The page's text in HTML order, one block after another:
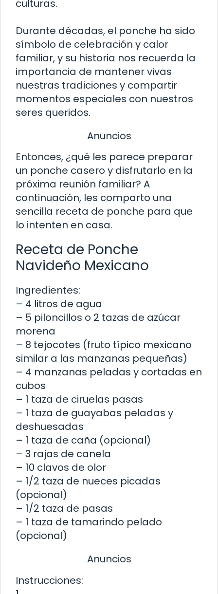
culturas.
Durante décadas, el ponche ha sido
símbolo de celebración y calor
familiar, y su historia nos recuerda la
importancia de mantener vivas
nuestras tradiciones y compartir
momentos especiales con nuestros
seres queridos.
Anuncios
Entonces, ¿qué les parece preparar
un ponche casero y disfrutarlo en la
próxima reunión familiar? A
continuación, les comparto una
sencilla receta de ponche para que
lo intenten en casa.
Receta de Ponche
Navideño Mexicano
Ingredientes:
– 4 litros de agua
– 5 piloncillos o 2 tazas de azúcar
morena
– 8 tejocotes (fruto típico mexicano
similar a las manzanas pequeñas)
– 4 manzanas peladas y cortadas en
cubos
– 1 taza de ciruelas pasas
– 1 taza de guayabas peladas y
deshuesadas
– 1 taza de caña (opcional)
– 3 rajas de canela
– 10 clavos de olor
– 1/2 taza de nueces picadas
(opcional)
– 1/2 taza de pasas
– 1 taza de tamarindo pelado
(opcional)
Anuncios
Instrucciones: